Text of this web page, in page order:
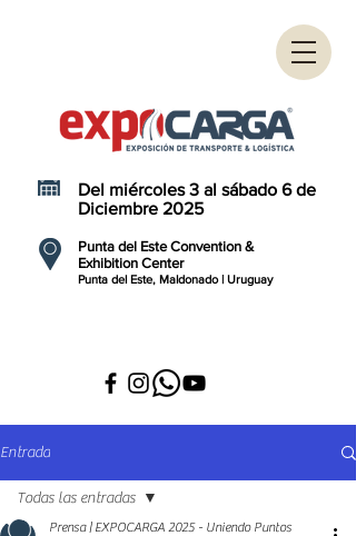
Punta del Este Convention &
Exhibition Center
Punta del Este, Maldonado | Uruguay
Del miércoles 3 al sábado 6 de
Diciembre 2025
Entrada
Todas las entradas
Prensa | EXPOCARGA 2025 - Uniendo Puntos